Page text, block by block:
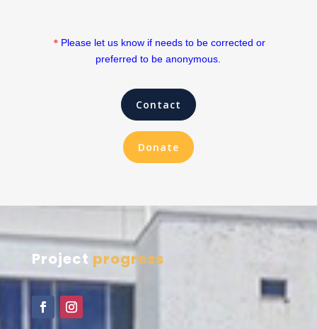
＊ Please let us know if needs to be corrected or
preferred to be anonymous.
Contact
Donate
Project progress